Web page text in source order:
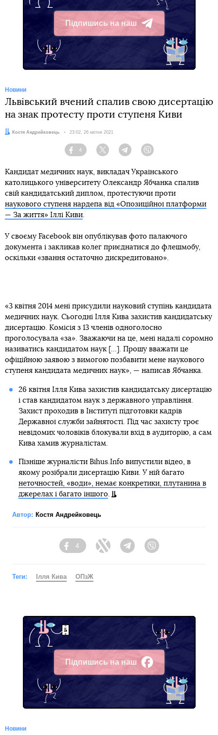
Підпишись на наш
Telegram
Новини
Львівський вчений спалив свою дисертацію
на знак протесту проти ступеня Киви
Автор:Костя Андрейковець Дата:
23:02, 26 квітня 2021
Facebook
4
Twitter TelegramViber
Кандидат медичних наук, викладач Українського
католицького університету Олександр Ябчанка спалив
свій кандидатський диплом, протестуючи проти
наукового ступеня нардепа від «Опозиційної платформи
— За життя» Іллі Киви.
У своєму Facebook він опублікував фото палаючого
документа і закликав колег приєднатися до флешмобу,
оскільки «звання остаточно дискредитовано».
«3 квітня 2014 мені присудили науковий ступінь кандидата
медичних наук. Сьогодні Ілля Кива захистив кандидатську
дисертацію. Комісія з 13 членів одноголосно
проголосувала «за». Зважаючи на це, мені надалі соромно
називатись кандидатом наук [...]. Прошу вважати це
офіційною заявою з вимогою позбавити мене наукового
ступеня кандидата медичних наук», — написав Ябчанка.
26 квітня Ілля Кива захистив кандидатську дисертацію
і став кандидатом наук з державного управління.
Захист проходив в Інституті підготовки кадрів
Державної служби зайнятості. Під час захисту троє
невідомих чоловіків блокували вхід в аудиторію, а сам
Кива хамив журналістам.
Пізніше журналісти Bihus.Info випустили відео, в
якому розібрали дисертацію Киви. У ній багато
неточностей, «води», немає конкретики, плутанина в
джерелах і багато іншого.
Автор: Костя Андрейковець
Facebook
4
Twitter Telegram
Теги: Ілля Кива ОПзЖ
Підпишись на наш
Facebook
Новини